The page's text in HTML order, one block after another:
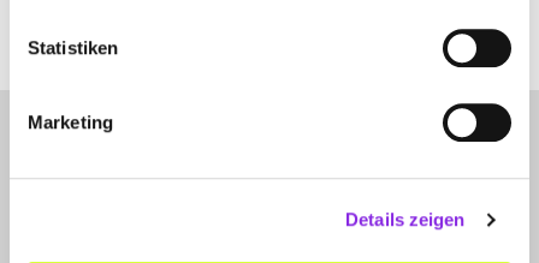
Statistiken
Marketing
Details zeigen